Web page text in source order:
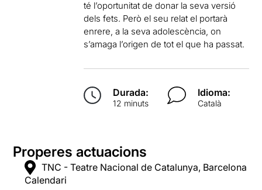
té l’oportunitat de donar la seva versió
dels fets. Però el seu relat el portarà
enrere, a la seva adolescència, on
s’amaga l’origen de tot el que ha passat.
Durada:
12 minuts
Idioma:
Català
Properes actuacions
TNC - Teatre Nacional de Catalunya, Barcelona
Calendari